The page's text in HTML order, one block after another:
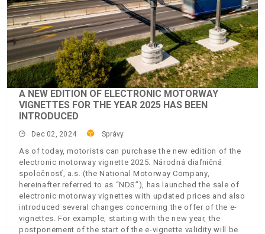
A NEW EDITION OF ELECTRONIC MOTORWAY
VIGNETTES FOR THE YEAR 2025 HAS BEEN
INTRODUCED
Dec 02, 2024 Správy
As of today, motorists can purchase the new edition of the
electronic motorway vignette 2025. Národná diaľničná
spoločnosť, a.s. (the National Motorway Company,
hereinafter referred to as “NDS”), has launched the sale of
electronic motorway vignettes with updated prices and also
introduced several changes concerning the offer of the e-
vignettes. For example, starting with the new year, the
postponement of the start of the e-vignette validity will be